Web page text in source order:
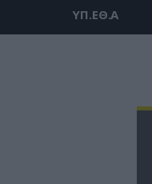
ΥΠ.ΕΘ.Α